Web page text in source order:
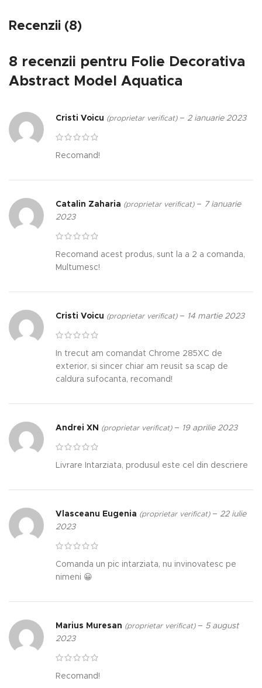
Recenzii (8)
8 recenzii pentru Folie Decorativa
Abstract Model Aquatica
Cristi Voicu (proprietar verificat) – 2 ianuarie 2023
Recomand!
Catalin Zaharia (proprietar verificat) – 7 ianuarie
2023
Recomand acest produs, sunt la a 2 a comanda,
Multumesc!
Cristi Voicu (proprietar verificat) – 14 martie 2023
In trecut am comandat Chrome 285XC de
exterior, si sincer chiar am reusit sa scap de
caldura sufocanta, recomand!
Andrei XN (proprietar verificat) – 19 aprilie 2023
Livrare Intarziata, produsul este cel din descriere
Vlasceanu Eugenia (proprietar verificat) – 22 iulie
2023
Comanda un pic intarziata, nu invinovatesc pe
nimeni 😀
Marius Muresan (proprietar verificat) – 5 august
2023
Recomand!